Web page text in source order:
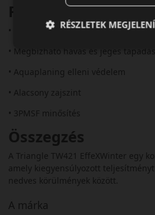
Fő előnyök
• Modern gumikeverék
• Megbízható havas és jeges tapadás
• Aquaplaning elleni védelem
• Alacsony zajszint
• 3PMSF minősítés
Összegzés
A Triangle TW421 EffeXWinter egy
amely kiegyensúlyozott
nedves körülmények között.
A márka
RÉSZLETEK